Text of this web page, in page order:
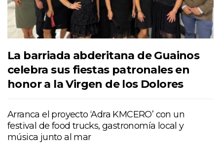
La barriada abderitana de Guainos
celebra sus fiestas patronales en
honor a la Virgen de los Dolores
Arranca el proyecto ‘Adra KMCERO’ con un
festival de food trucks, gastronomía local y
música junto al mar